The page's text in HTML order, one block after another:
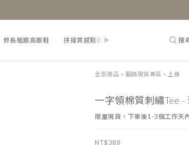
修長粗跟高跟鞋 拼接質感鞋款 搜
全部商品 > 服飾現貨專區 > 上身
一字領棉質刺繡Tee -
限量現貨，下單後1-3個工作天
NT$388